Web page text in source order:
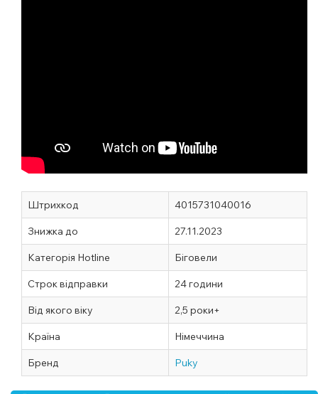
Штрихкод 4015731040016
Знижка до 27.11.2023
Категорія Hotline Біговели
Строк відправки 24 години
Від якого віку 2,5 роки+
Країна Німеччина
Бренд Puky